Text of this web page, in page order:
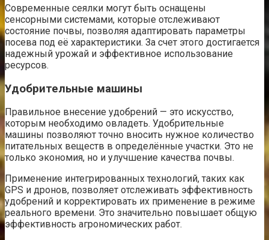
Современные сеялки могут быть оснащены
сенсорными системами, которые отслеживают
состояние почвы, позволяя адаптировать параметры
посева под её характеристики. За счет этого достигается
надежный урожай и эффективное использование
ресурсов.
Удобрительные машины
Правильное внесение удобрений — это искусство,
которым необходимо овладеть. Удобрительные
машины позволяют точно вносить нужное количество
питательных веществ в определённые участки. Это не
только экономия, но и улучшение качества почвы.
Применение интегрированных технологий, таких как
GPS и дронов, позволяет отслеживать эффективность
удобрений и корректировать их применение в режиме
реального времени. Это значительно повышает общую
эффективность агрономических работ.